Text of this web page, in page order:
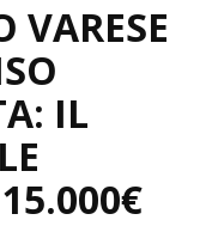
VARESE
IL